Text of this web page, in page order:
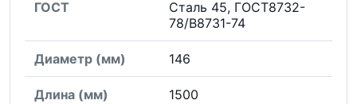
ГОСТ
Сталь 45, ГОСТ8732-
78/В8731-74
Диаметр (мм) 146
Длина (мм) 1500